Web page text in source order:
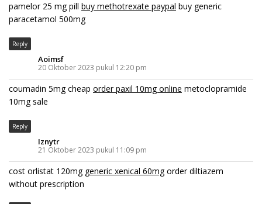
pamelor 25 mg pill buy methotrexate paypal buy generic
paracetamol 500mg
Reply
Aoimsf
20 Oktober 2023 pukul 12:20 pm
coumadin 5mg cheap order paxil 10mg online metoclopramide
10mg sale
Reply
Iznytr
21 Oktober 2023 pukul 11:09 pm
cost orlistat 120mg generic xenical 60mgorder diltiazem
without prescription